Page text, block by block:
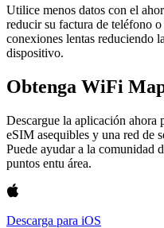
Utilice menos datos con el
reducir su factura de teléfono
conexiones lentas reduciendo
dispositivo.
Obtenga WiFi
Descargue la aplicación ahora
eSIM asequibles y una red de
Puede ayudar a la comunidad
puntos entu área.
Descarga para iOS